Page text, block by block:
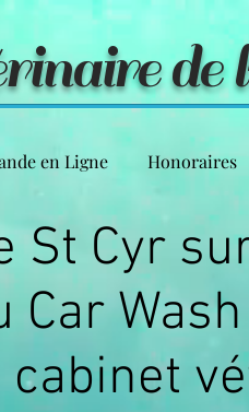
en Ligne Honoraires
de
St Cyr
Car Wash